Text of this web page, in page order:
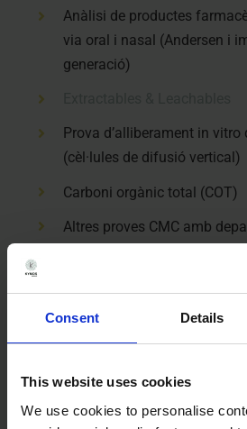
Consent Details
This website uses cookies
We use cookies to personalise
Anàlisi de productes
via oral i nasal (Andersen i
generació)
Prova d’alliberament in
(cèl·lules de difusió vertical)
Carboni orgànic total (COT)
Altres proves CMC amb
Proves per